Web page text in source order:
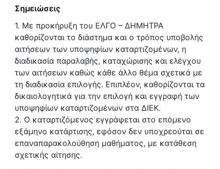
Σημειώσεις
1. Με προκήρυξη του ΕΛΓΟ – ΔΗΜΗΤΡΑ
καθορίζονται το διάστημα και ο τρόπος υποβολής
αιτήσεων των υποψηφίων καταρτιζομένων, η
διαδικασία παραλαβής, καταχώρισης και ελέγχου
των αιτήσεων καθώς κάθε άλλο θέμα σχετικά με
τη διαδικασία επιλογής. Επιπλέον, καθορίζονται τα
δικαιολογητικά για την επιλογή και εγγραφή των
υποψηφίων καταρτιζομένων στα ΔΙΕΚ.
2. Ο καταρτιζόμενος εγγράφεται στο επόμενο
εξάμηνο κατάρτισης, εφόσον δεν υποχρεούται σε
επαναπαρακολούθηση μαθήματος, με κατάθεση
σχετικής αίτησης.